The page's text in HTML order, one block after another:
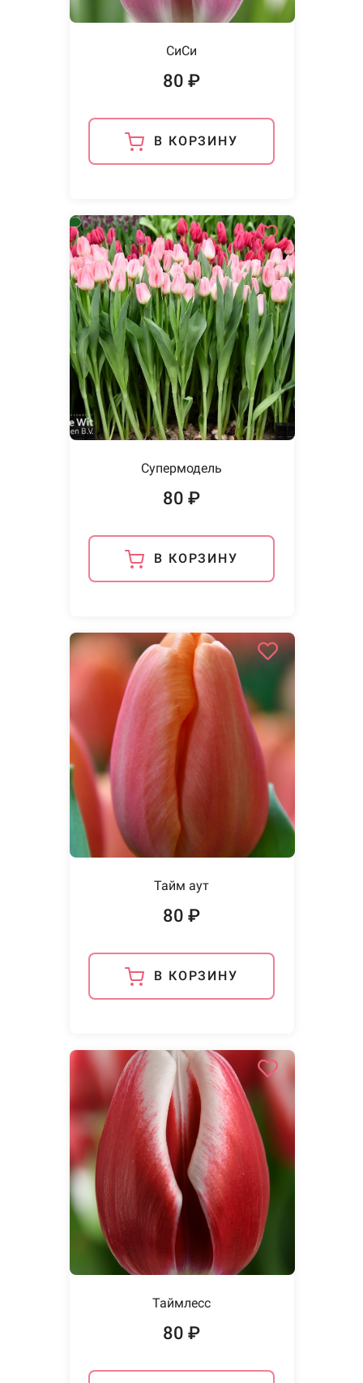
СиСи
80 ₽
В КОРЗИНУ
Супермодель
80 ₽
В КОРЗИНУ
Тайм аут
80 ₽
В КОРЗИНУ
Таймлесс
80 ₽